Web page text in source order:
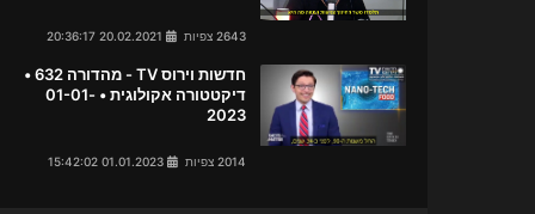
2643 צפיות
חדשות וירוס TV - מהדורה 632 •
דיקטטורה אקולוגית • 01-01-
2023
2014 צפיות